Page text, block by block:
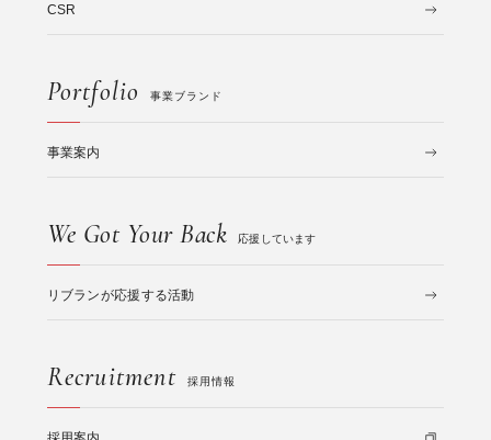
CSR
Portfolio 事業ブランド
事業案内
We Got Your Back 応援しています
リブランが応援する活動
Recruitment 採用情報